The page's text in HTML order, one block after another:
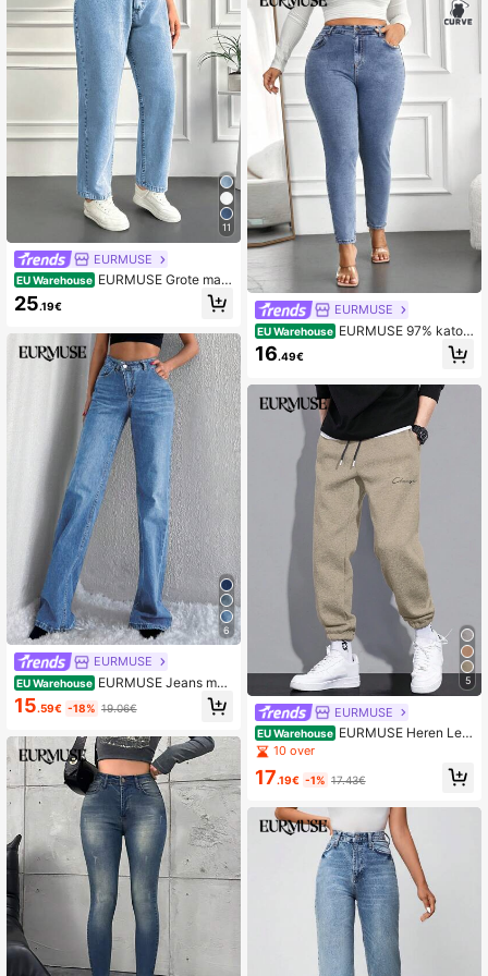
11
EURMUSE
EU Warehouse EURMUSE Grote mate
n Hoge taille Toelopende jeans
25.19€
6
EURMUSE
EU Warehouse EURMUSE Jeans met
hoge taille en rechte pijpen
15.59€ -18% 19.06€
EURMUSE
EU Warehouse EURMUSE 97% katoe
n plus skinny jeans met hoge taille
16.49€
5
EURMUSE
EU Warehouse EURMUSE Heren Lett
erprint Taille met trekkoord Jogging
broek
10 over
17.19€ -1% 17.43€